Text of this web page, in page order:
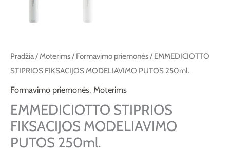
Pradžia/ Moterims/ Formavimo priemonės/ EMMEDICIOTTO
STIPRIOS FIKSACIJOS MODELIAVIMO PUTOS 250ml.
Formavimo priemonės, Moterims
EMMEDICIOTTO STIPRIOS
FIKSACIJOS MODELIAVIMO
PUTOS 250ml.